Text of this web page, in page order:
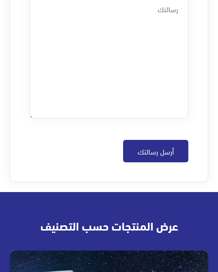
عرض المنتجات حسب التصنيف